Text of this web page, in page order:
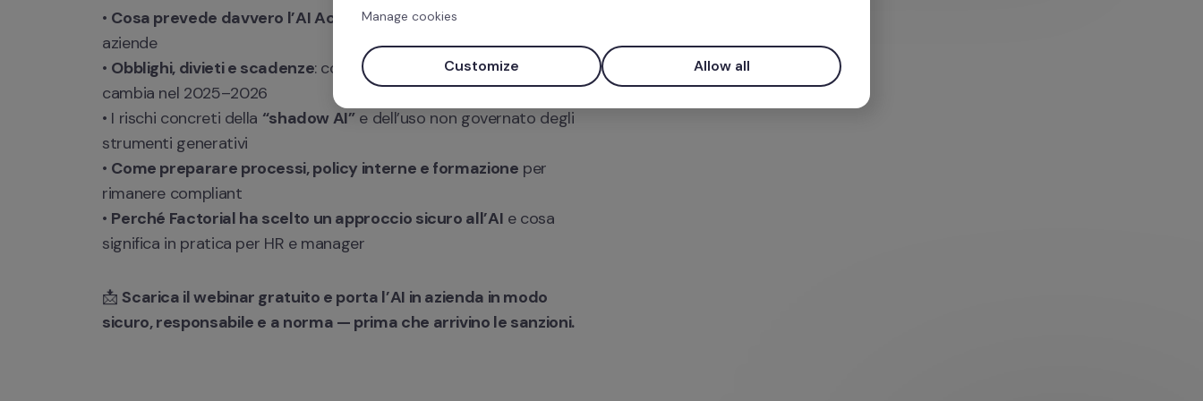
• Cosa prevede davvero l’AI Act e perché riguarda
aziende
• Obblighi, divieti e scadenze: cosa cambia da subito e cosa
cambia nel 2025–2026
• I rischi concreti della “shadow AI” e dell’uso non governato degli
strumenti generativi
• Come preparare processi, policy interne e formazione per
rimanere compliant
• Perché Factorial ha scelto un approccio sicuro all’AI e cosa
significa in pratica per HR e manager
📩 Scarica il webinar gratuito e porta l’AI in azienda in modo
sicuro, responsabile e a norma — prima che arrivino le sanzioni.
Manage cookies
Customize Allow all